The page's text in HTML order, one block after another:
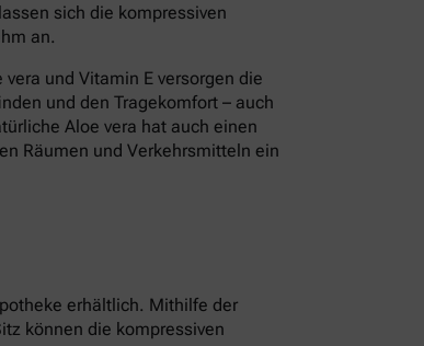
sich die kompressiven
an.
und Vitamin E versorgen die
und den Tragekomfort – auch
Aloe vera hat auch einen
Räumen und Verkehrsmitteln ein
erhältlich. Mithilfe der
können die kompressiven